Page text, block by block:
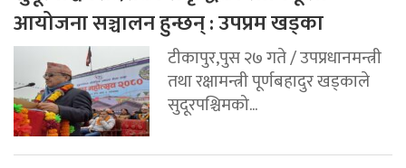
आयोजना सञ्चालन हुन्छन् : उपप्रम खड्का
टीकापुर,पुस २७ गते / उपप्रधानमन्त्री
तथा रक्षामन्त्री पूर्णबहादुर खड्काले
सुदूरपश्चिमको...